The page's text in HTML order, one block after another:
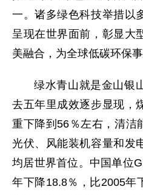
一。诸多绿色科技举措以
呈现在世界面前，彰显大
美融合，为全球低碳环保
绿水青山就是金山银
去五年里成效逐步显现，
重下降到56％左右，清洁
光伏、风能装机容量和发
均居世界首位。中国单位
年下降18.8％，比2005年